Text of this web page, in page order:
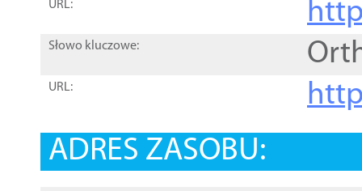
URL:
Słowo kluczowe:
URL:
ADRES ZASOBU: